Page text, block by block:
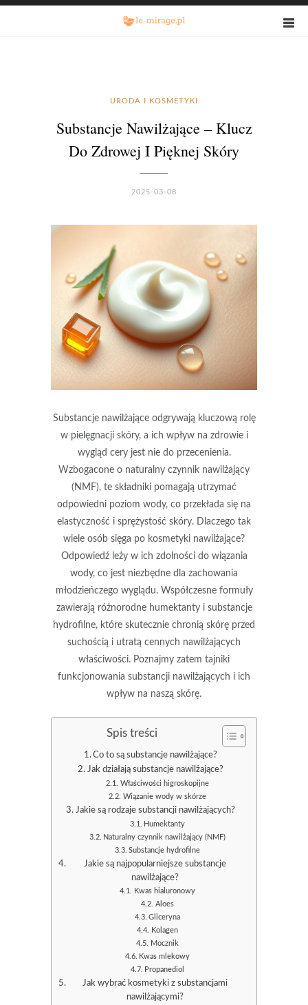
URODA I KOSMETYKI
Substancje Nawilżające – Klucz
Do Zdrowej I Pięknej Skóry
2025-03-08
Substancje nawilżające odgrywają kluczową rolę
w pielęgnacji skóry, a ich wpływ na zdrowie i
wygląd cery jest nie do przecenienia.
Wzbogacone o naturalny czynnik nawilżający
(NMF), te składniki pomagają utrzymać
odpowiedni poziom wody, co przekłada się na
elastyczność i sprężystość skóry. Dlaczego tak
wiele osób sięga po kosmetyki nawilżające?
Odpowiedź leży w ich zdolności do wiązania
wody, co jest niezbędne dla zachowania
młodzieńczego wyglądu. Współczesne formuły
zawierają różnorodne humektanty i substancje
hydrofilne, które skutecznie chronią skórę przed
suchością i utratą cennych nawilżających
właściwości. Poznajmy zatem tajniki
funkcjonowania substancji nawilżających i ich
wpływ na naszą skórę.
Spis treści
Co to są substancje nawilżające?
Jak działają substancje nawilżające?
Właściwości higroskopijne
Wiązanie wody w skórze
Jakie są rodzaje substancji nawilżających?
Humektanty
Naturalny czynnik nawilżający (NMF)
Substancje hydrofilne
Jakie są najpopularniejsze substancje
nawilżające?
Kwas hialuronowy
Aloes
Gliceryna
Kolagen
Mocznik
Kwas mlekowy
Propanediol
Jak wybrać kosmetyki z substancjami
nawilżającymi?